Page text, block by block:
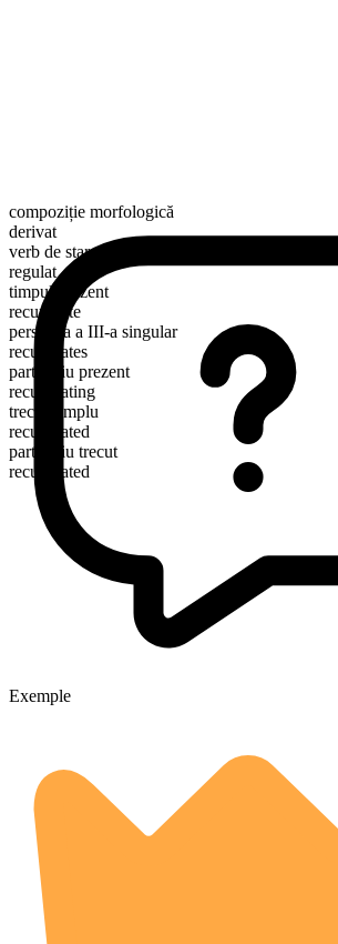
compoziție morfologică
derivat
verb de stare
regulat
timpul prezent
recuperate
persoana a III-a singular
recuperates
participiu prezent
recuperating
trecut simplu
recuperated
participiu trecut
recuperated
Exemple